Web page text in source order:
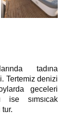
tadına
Tertemiz denizi
geceleri
ise sımsıcak